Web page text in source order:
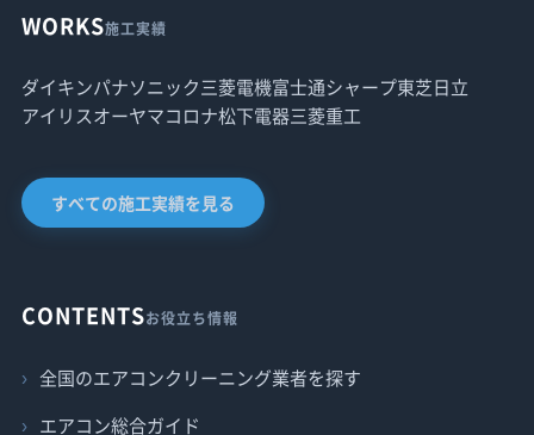
WORKS施工実績
ダイキンパナソニック三菱電機富士通シャープ東芝日立
アイリスオーヤマコロナ松下電器三菱重工
すべての施工実績を見る
CONTENTSお役立ち情報
全国のエアコンクリーニング業者を探す
エアコン総合ガイド